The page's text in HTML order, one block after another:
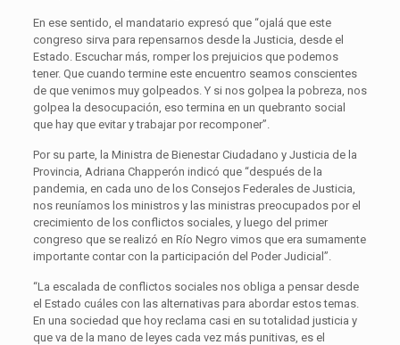
En ese sentido, el mandatario expresó que “ojalá que este
congreso sirva para repensarnos desde la Justicia, desde el
Estado. Escuchar más, romper los prejuicios que podemos
tener. Que cuando termine este encuentro seamos conscientes
de que venimos muy golpeados. Y si nos golpea la pobreza, nos
golpea la desocupación, eso termina en un quebranto social
que hay que evitar y trabajar por recomponer”.
Por su parte, la Ministra de Bienestar Ciudadano y Justicia de la
Provincia, Adriana Chapperón indicó que “después de la
pandemia, en cada uno de los Consejos Federales de Justicia,
nos reuníamos los ministros y las ministras preocupados por el
crecimiento de los conflictos sociales, y luego del primer
congreso que se realizó en Río Negro vimos que era sumamente
importante contar con la participación del Poder Judicial”.
“La escalada de conflictos sociales nos obliga a pensar desde
el Estado cuáles con las alternativas para abordar estos temas.
En una sociedad que hoy reclama casi en su totalidad justicia y
que va de la mano de leyes cada vez más punitivas, es el